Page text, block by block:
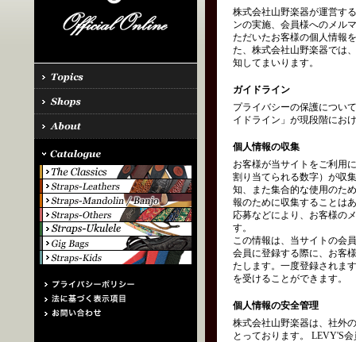
株式会社山野楽器が運営す
ンの実施、会員様へのメル
ただいたお客様の個人情報
た、株式会社山野楽器では
知してまいります。
ガイドライン
プライバシーの保護につい
イドライン」が現段階にお
個人情報の収集
お客様が当サイトをご利用
割り当てられる数字）が収
知、また集合的な使用のた
報のために収集することは
応募などにより、お客様の
す。
この情報は、当サイトの会
会員に登録する際に、お客
たします。一度登録されま
を受けることができます。
個人情報の安全管理
株式会社山野楽器は、社外
とっております。 LEVY'S